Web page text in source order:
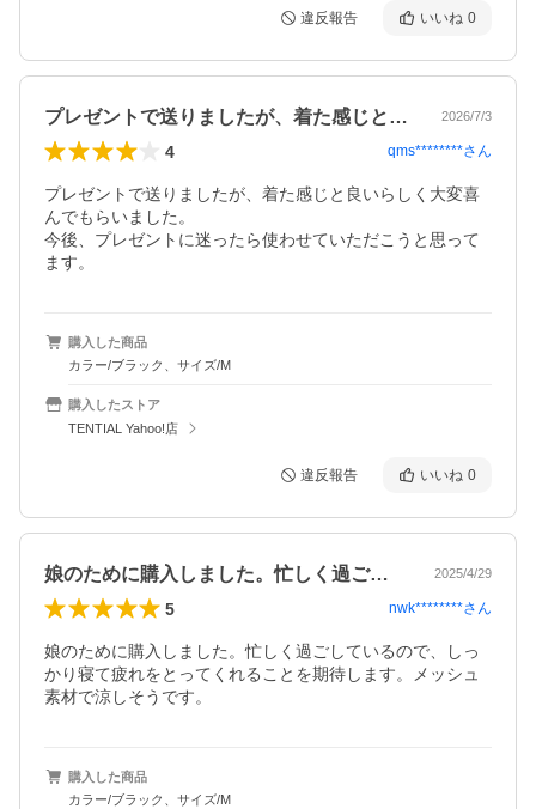
違反報告 いいね 0
プレゼントで送りましたが、着た感じと良… 2026/7/3
4 qms********さん
プレゼントで送りましたが、着た感じと良いらしく大変喜
んでもらいました。
今後、プレゼントに迷ったら使わせていただこうと思って
購入した商品
カラー/ブラック、サイズ/M
購入したストア
TENTIAL Yahoo!店
違反報告 いいね 0
娘のために購入しました。忙しく過ごして… 2025/4/29
5 nwk********さん
娘のために購入しました。忙しく過ごしているので、しっ
かり寝て疲れをとってくれることを期待します。メッシュ
素材で涼しそうです。
購入した商品
カラー/ブラック、サイズ/M